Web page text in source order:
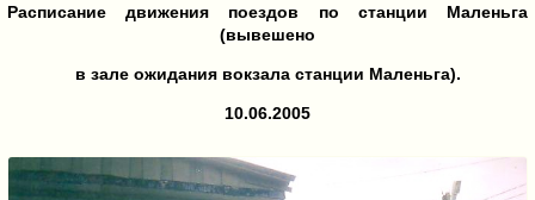
Расписание движения поездов по станции Маленьга
(вывешено
в зале ожидания вокзала станции Маленьга).
10.06.2005